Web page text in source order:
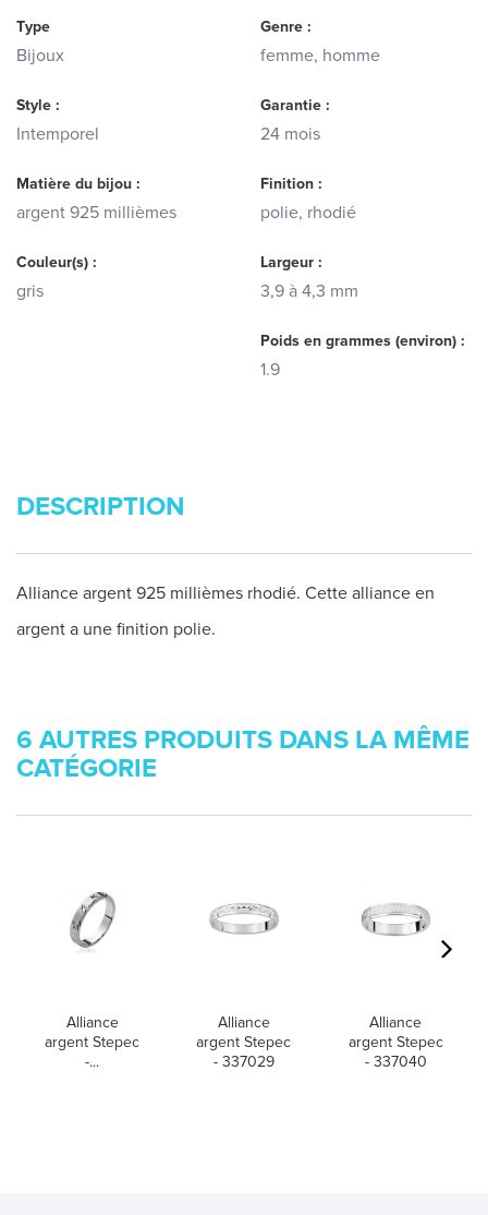
Type
Bijoux
Genre :
femme, homme
Style :
Intemporel
Garantie :
24 mois
Matière du bijou :
argent 925 millièmes
Finition :
polie, rhodié
Couleur(s) :
gris
Largeur :
3,9 à 4,3 mm
Poids en grammes (environ) :
1.9
DESCRIPTION
Alliance argent 925 millièmes rhodié. Cette alliance en
argent a une finition polie.
6 AUTRES PRODUITS DANS LA MÊME
CATÉGORIE
Alliance
argent Stepec
-...
Alliance
argent Stepec
- 337029
Alliance
argent Stepec
- 337040